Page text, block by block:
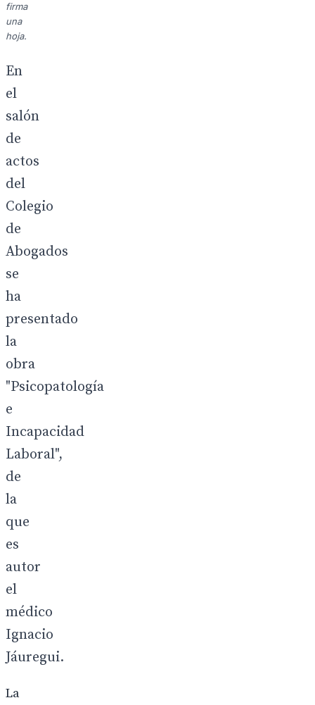
firma
una
hoja.
En
el
salón
de
actos
del
Colegio
de
Abogados
se
ha
presentado
la
obra
"Psicopatología
e
Incapacidad
Laboral",
de
la
que
es
autor
el
médico
Ignacio
Jáuregui.
La